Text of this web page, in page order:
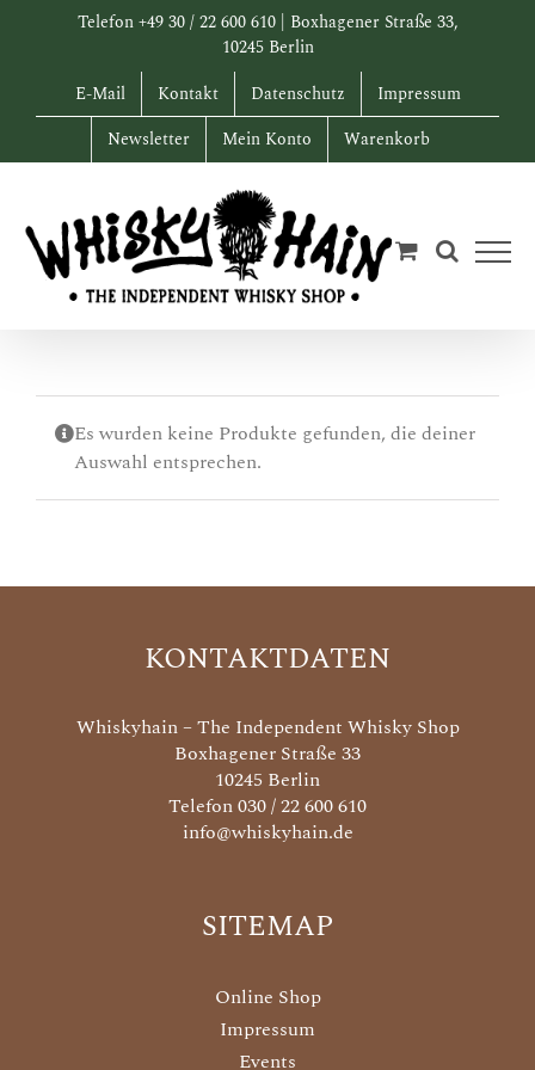
Telefon +49 30 / 22 600 610 | Boxhagener Straße 33,
10245 Berlin
E-Mail
Kontakt Datenschutz
Impressum
Newsletter
Mein Konto Warenkorb
Es wurden keine Produkte gefunden, die deiner
Auswahl entsprechen.
KONTAKTDATEN
Whiskyhain – The Independent Whisky Shop
Boxhagener Straße 33
10245 Berlin
Telefon 030 / 22 600 610
info@whiskyhain.de
SITEMAP
Online Shop
Impressum
Events